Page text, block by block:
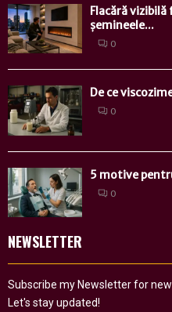
Flacără
șemineele...
0
De ce
0
5 motive
0
NEWSLETTER
Subscribe my Newsletter for
Let's stay updated!